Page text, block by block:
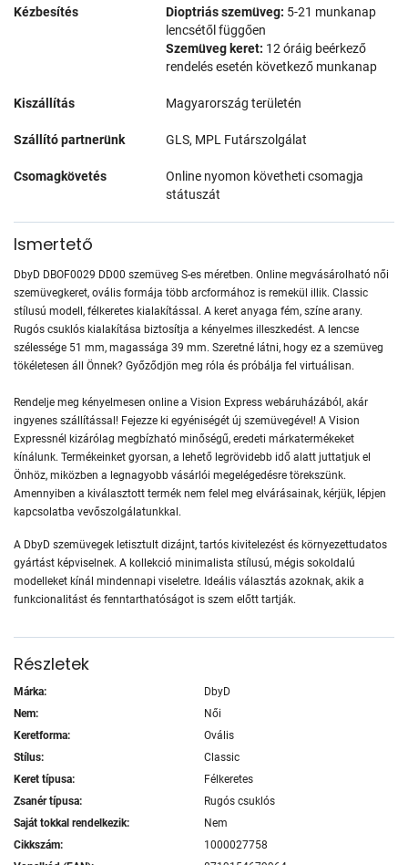
Kézbesítés Dioptriás szemüveg: 5-21 munkanap
lencsétől függően
Szemüveg keret: 12 óráig beérkező
rendelés esetén következő munkanap
Kiszállítás Magyarország területén
Szállító partnerünk GLS, MPL Futárszolgálat
Csomagkövetés
Online nyomon követheti csomagja
státuszát
Ismertető
DbyD DBOF0029 DD00 szemüveg S-es méretben. Online megvásárolható női
szemüvegkeret, ovális formája több arcformához is remekül illik. Classic
stílusú modell, félkeretes kialakítással. A keret anyaga fém, színe arany.
Rugós csuklós kialakítása biztosítja a kényelmes illeszkedést. A lencse
szélessége 51 mm, magassága 39 mm. Szeretné látni, hogy ez a szemüveg
tökéletesen áll Önnek? Győződjön meg róla és próbálja fel virtuálisan.
Rendelje meg kényelmesen online a Vision Express webáruházából, akár
ingyenes szállítással! Fejezze ki egyéniségét új szemüvegével! A Vision
Expressnél kizárólag megbízható minőségű, eredeti márkatermékeket
kínálunk. Termékeinket gyorsan, a lehető legrövidebb idő alatt juttatjuk el
Önhöz, miközben a legnagyobb vásárlói megelégedésre törekszünk.
Amennyiben a kiválasztott termék nem felel meg elvárásainak, kérjük, lépjen
kapcsolatba vevőszolgálatunkkal.
A DbyD szemüvegek letisztult dizájnt, tartós kivitelezést és környezettudatos
gyártást képviselnek. A kollekció minimalista stílusú, mégis sokoldalú
modelleket kínál mindennapi viseletre. Ideális választás azoknak, akik a
funkcionalitást és fenntarthatóságot is szem előtt tartják.
Részletek
Márka:
DbyD
Nem:
Női
Keretforma:
Ovális
Stílus:
Classic
Keret típusa:
Félkeretes
Zsanér típusa:
Rugós csuklós
Saját tokkal rendelkezik:
Nem
Cikkszám:
1000027758